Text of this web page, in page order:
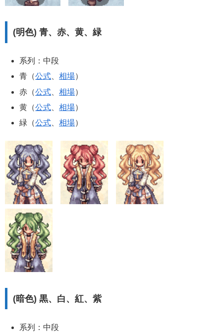
(明色) 青、赤、黄、緑
系列：中段
青（公式 、相場）
赤（公式 、相場）
黄（公式 、相場）
緑（公式 、相場）
(暗色) 黒、白、紅、紫
系列：中段